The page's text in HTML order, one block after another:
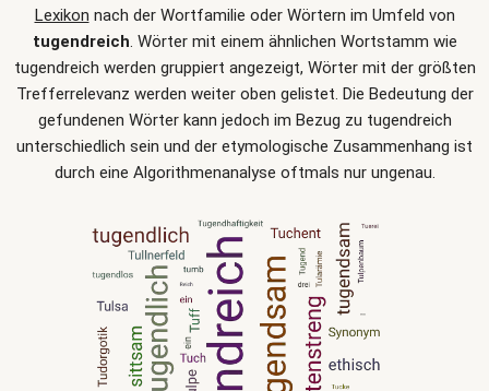
Lexikon nach der Wortfamilie oder Wörtern im Umfeld von
tugendreich. Wörter mit einem ähnlichen Wortstamm wie
tugendreich werden gruppiert angezeigt, Wörter mit der größten
Trefferrelevanz werden weiter oben gelistet. Die Bedeutung der
gefundenen Wörter kann jedoch im Bezug zu tugendreich
unterschiedlich sein und der etymologische Zusammenhang ist
durch eine Algorithmenanalyse oftmals nur ungenau.